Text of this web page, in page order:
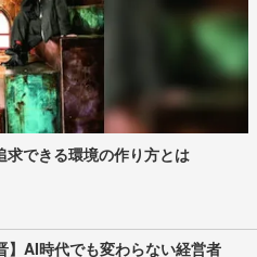
求できる環境の作り方とは
】AI時代でも変わらない経営者